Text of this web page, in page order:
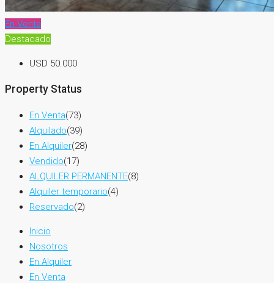
En Venta
Destacado
USD 50.000
Property Status
En Venta(73)
Alquilado(39)
En Alquiler(28)
Vendido(17)
ALQUILER PERMANENTE(8)
Alquiler temporario(4)
Reservado(2)
Inicio
Nosotros
En Alquiler
En Venta